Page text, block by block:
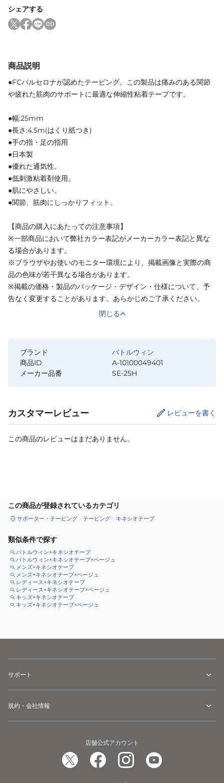
シェアする
商品説明
●FCバルセロナが認めたテーピング。この製品は痛みのある関節
や疲れた筋肉のサポートに最適な伸縮性粘着テープです。
●幅:25mm
●長さ:4.5m(はくり紙つき)
●手の指・足の指用
●日本製
●優れた通気性。
●低刺激粘着剤使用。
●肌にやさしい。
●関節、筋肉にしっかりフィット。
【商品の購入にあたっての注意事項】
※一部商品において弊社カラー表記がメーカーカラー表記と異な
る場合があります。
※ブラウザやお使いのモニター環境により、掲載画像と実際の商
品の色味が若干異なる場合があります。
※掲載の価格・製品のパッケージ・デザイン・仕様について、予
告なく変更することがあります。あらかじめご了承ください。
閉じる
ブランド
バトルウィン
商品ID
A-10100049401
メーカー品番
SE-25H
カスタマーレビュー レビューを書く
この商品のレビューはまだありません。
この商品が登録されているカテゴリ
サポーター・テーピング テーピング キネシオテープ
類似条件で探す
バトルウィン×キネシオテープ
バトルウィン×キネシオテープ×ベージュ
メンズ×キネシオテープ
メンズ×キネシオテープ×ベージュ
レディース×キネシオテープ
レディース×キネシオテープ×ベージュ
キッズ×キネシオテープ
キッズ×キネシオテープ×ベージュ
サポート
規約・会社情報
店舗公式アカウント